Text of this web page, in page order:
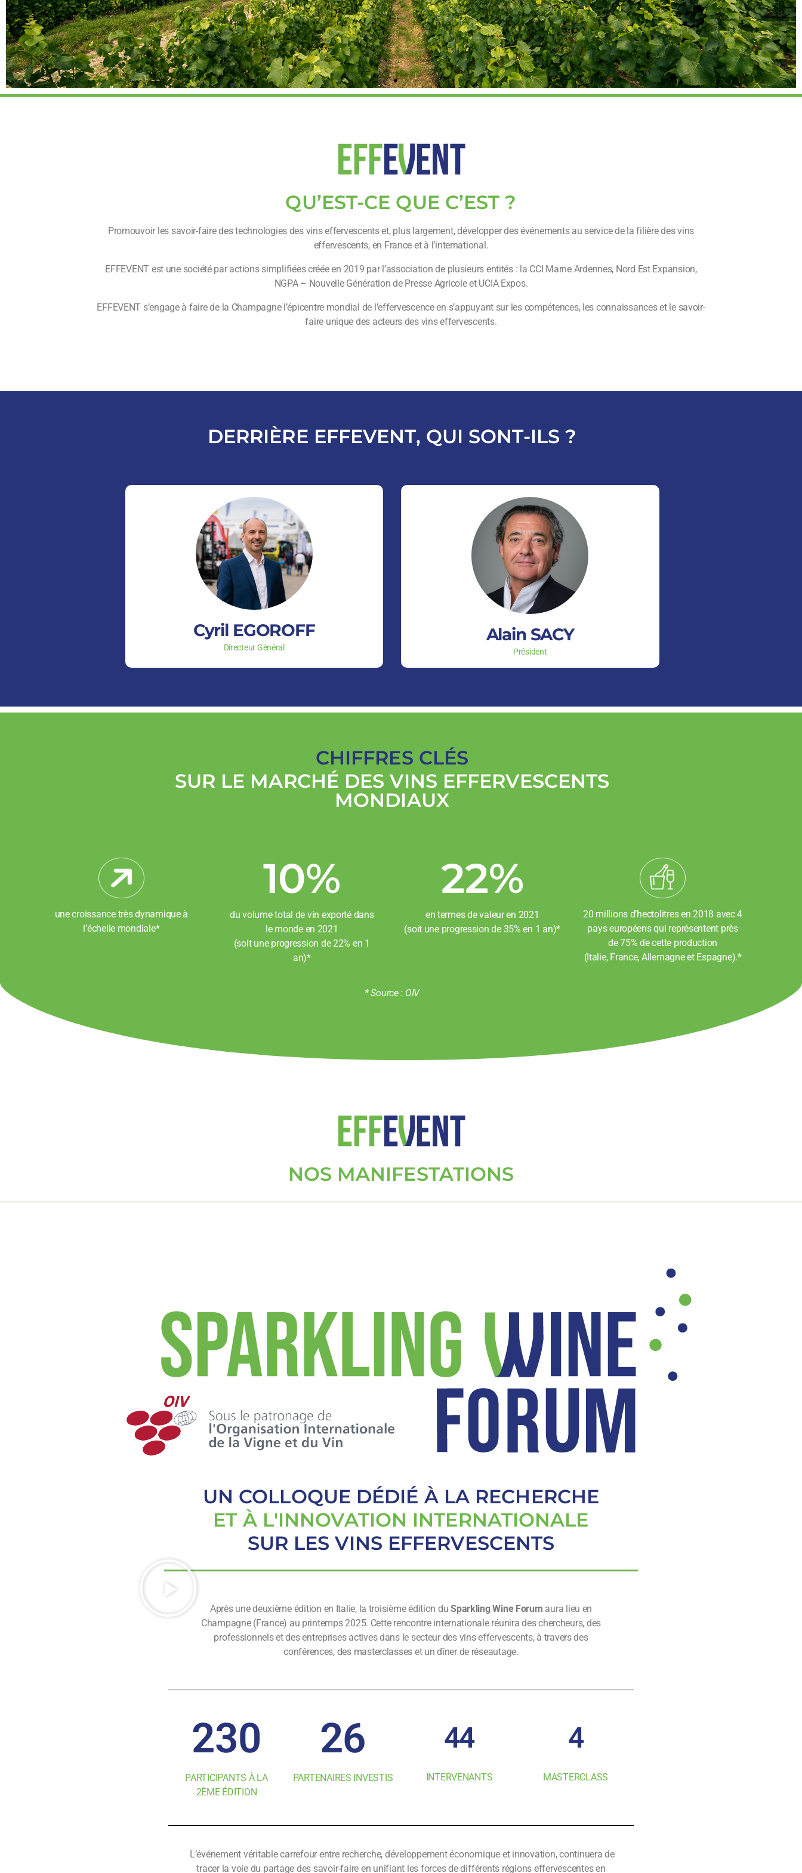
QU’EST-CE QUE C’EST ?
Promouvoir les savoir-faire des technologies des vins effervescents et, plus largement, développer des événements au service de la filière des vins
effervescents, en France et à l’international.
EFFEVENT est une société par actions simplifiées créée en 2019 par l’association de plusieurs entités : la CCI Marne Ardennes, Nord Est Expansion,
NGPA – Nouvelle Génération de Presse Agricole et UCIA Expos.
EFFEVENT s’engage à faire de la Champagne l’épicentre mondial de l’effervescence en s’appuyant sur les compétences, les connaissances et le savoir-
faire unique des acteurs des vins effervescents.
DERRIÈRE EFFEVENT, QUI SONT-ILS ?
Cyril EGOROFF
Directeur Général
Alain SACY
Président
CHIFFRES CLÉS
SUR LE MARCHÉ DES VINS EFFERVESCENTS
MONDIAUX
une croissance très dynamique à
l’échelle mondiale*
10%
du volume total de vin exporté dans
le monde en 2021
(soit une progression de 22% en 1
an)*
22%
en termes de valeur en 2021
(soit une progression de 35% en 1 an)*
20 millions d’hectolitres en 2018 avec 4
pays européens qui représentent près
de 75% de cette production
(Italie, France, Allemagne et Espagne).*
* Source : OIV
NOS MANIFESTATIONS
UN COLLOQUE DÉDIÉ À LA RECHERCHE
ET À L'INNOVATION INTERNATIONALE
SUR LES VINS EFFERVESCENTS
Après une deuxième édition en Italie, la troisième édition duSparkling Wine Forum aura lieu en
Champagne (France) au printemps 2025. Cette rencontre internationale réunira des chercheurs, des
professionnels et des entreprises actives dans le secteur des vins effervescents, à travers des
conférences, des masterclasses et un dîner de réseautage.
230
PARTICIPANTS À LA
2ÈME ÉDITION
26
PARTENAIRES INVESTIS
44
INTERVENANTS
4
MASTERCLASS
L’événement véritable carrefour entre recherche, développement économique et innovation, continuera de
tracer la voie du partage des savoir-faire en unifiant les forces de différents régions effervescentes en